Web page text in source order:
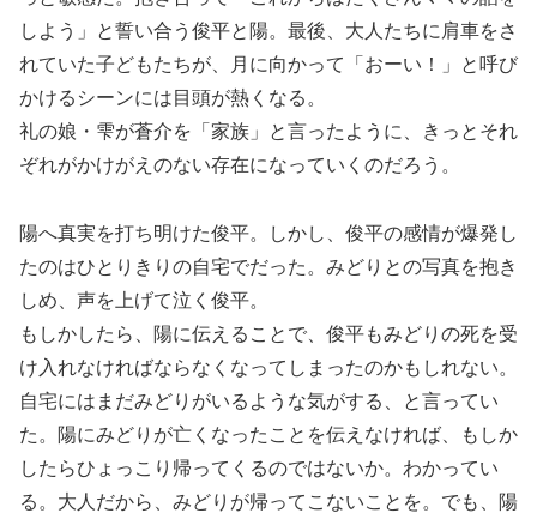
しよう」と誓い合う俊平と陽。最後、大人たちに肩車をさ
れていた子どもたちが、月に向かって「おーい！」と呼び
かけるシーンには目頭が熱くなる。
礼の娘・雫が蒼介を「家族」と言ったように、きっとそれ
ぞれがかけがえのない存在になっていくのだろう。
陽へ真実を打ち明けた俊平。しかし、俊平の感情が爆発し
たのはひとりきりの自宅でだった。みどりとの写真を抱き
しめ、声を上げて泣く俊平。
もしかしたら、陽に伝えることで、俊平もみどりの死を受
け入れなければならなくなってしまったのかもしれない。
自宅にはまだみどりがいるような気がする、と言ってい
た。陽にみどりが亡くなったことを伝えなければ、もしか
したらひょっこり帰ってくるのではないか。わかってい
る。大人だから、みどりが帰ってこないことを。でも、陽